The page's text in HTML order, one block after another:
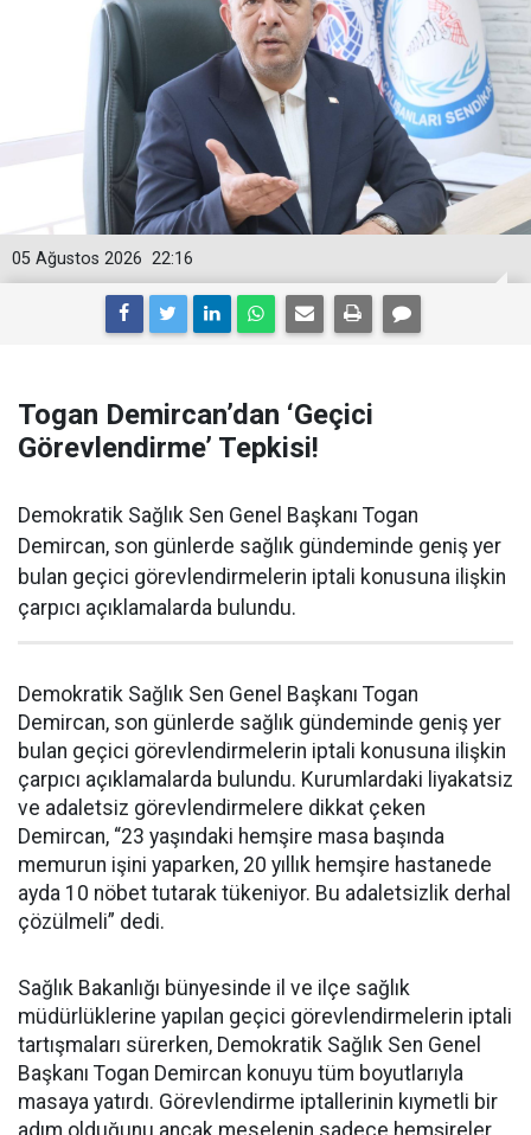
22:16
05 Ağustos 2026
Togan Demircan’dan ‘Geçici
Görevlendirme’ Tepkisi!
Demokratik Sağlık Sen Genel Başkanı Togan
Demircan, son günlerde sağlık gündeminde geniş yer
bulan geçici görevlendirmelerin iptali konusuna ilişkin
çarpıcı açıklamalarda bulundu.
Demokratik Sağlık Sen Genel Başkanı Togan
Demircan, son günlerde sağlık gündeminde geniş yer
bulan geçici görevlendirmelerin iptali konusuna ilişkin
çarpıcı açıklamalarda bulundu. Kurumlardaki liyakatsiz
ve adaletsiz görevlendirmelere dikkat çeken
Demircan, “23 yaşındaki hemşire masa başında
memurun işini yaparken, 20 yıllık hemşire hastanede
ayda 10 nöbet tutarak tükeniyor. Bu adaletsizlik derhal
çözülmeli” dedi.
Sağlık Bakanlığı bünyesinde il ve ilçe sağlık
müdürlüklerine yapılan geçici görevlendirmelerin iptali
tartışmaları sürerken, Demokratik Sağlık Sen Genel
Başkanı Togan Demircan konuyu tüm boyutlarıyla
masaya yatırdı. Görevlendirme iptallerinin kıymetli bir
adım olduğunu ancak meselenin sadece hemşireler